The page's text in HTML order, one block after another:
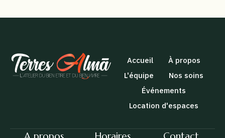
Accueil
À propos
L'équipe
Nos soins
Événements
Location d'espaces